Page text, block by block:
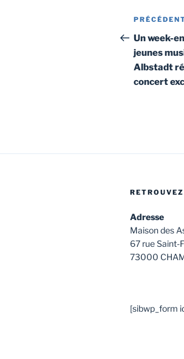
de
Article
précédent
Un week-
jeunes
Albstadt
concert
Adresse
Maison des
67 rue Saint-
73000
[sibwp_form